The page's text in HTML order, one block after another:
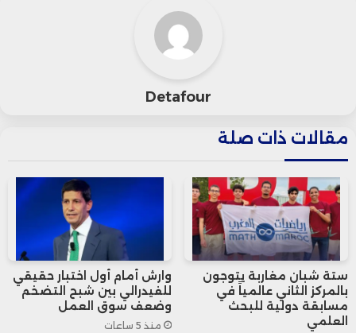
الأوروبي بعدد 935.368 شخصًا، ما يشكل نحو
30.5% من إجمالي الأجانب، بينما ينتمي
وتبرز هذه الإحصائيات الأهمية المستمرة
للعمالة المغربية في قطاعات حيوية مثل
الخدمات والبناء والفلاحة، مع المحافظة على
معدلات تسجيل مرتفعة في الضمان
الاجتماعي مقارنة بجنسيات أجنبية أخرى، ما
يعكس مدى اعتماد الاقتصاد الإسباني على
Detafour
مقالات ذات صلة
ستة شبان مغاربة يتوجون
بالمركز الثاني عالمياً في
مسابقة دولية للبحث
العلمي
وارش أمام أول اختبار حقيقي
للفيدرالي بين شبح التضخم
وضعف سوق العمل
منذ 5 ساعات